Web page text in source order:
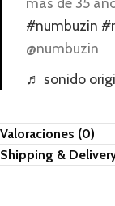
#numbuzin
@numbuzin
♬ sonido
Valoraciones (0)
Shipping &